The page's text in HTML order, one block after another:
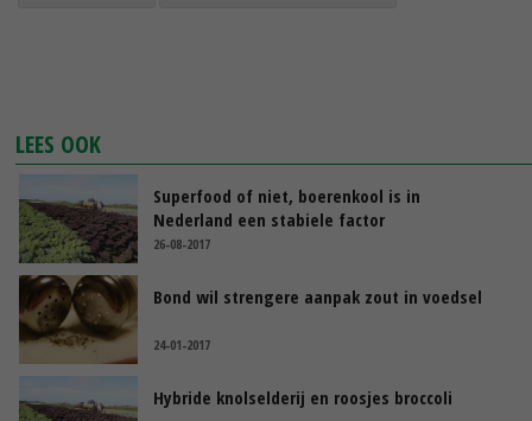
LEES OOK
Superfood of niet, boerenkool is in
Nederland een stabiele factor
26-08-2017
Bond wil strengere aanpak zout in voedsel
24-01-2017
Hybride knolselderij en roosjes broccoli